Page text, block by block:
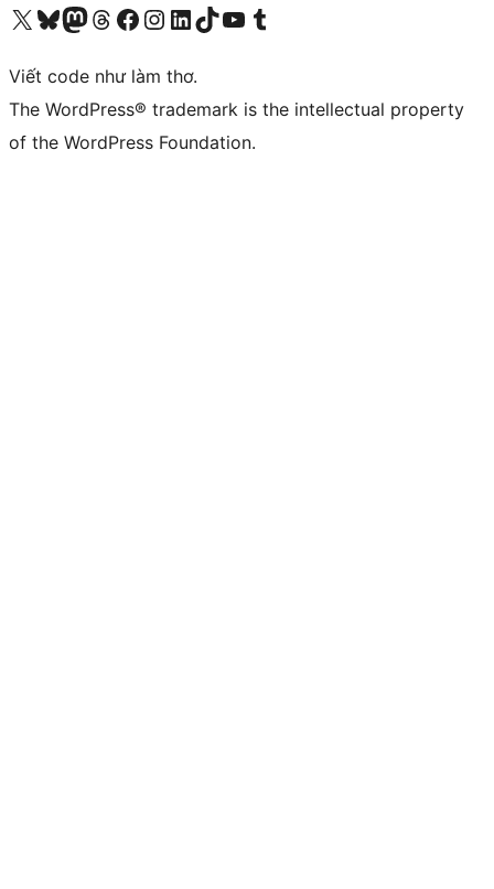
Truy cập tài khoản X (trước đây là Twitter) của chúng tôiVisit our Bluesky account
Visit our Mastodon account
Visit our Threads account
Xem trang Facebook của chúng tôiTruy cập tài khoản Instagram của chúng tôiTruy cập tài khoản LinkedIn của chúng tôiVisit our TikTok account
Truy cập kênh YouTube của chúng tôi Visit our Tumblr account
Viết code như làm thơ.
The WordPress® trademark is the intellectual property
of the WordPress Foundation.